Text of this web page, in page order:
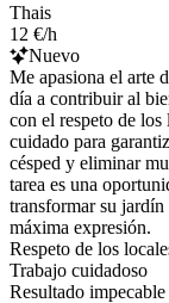
Thais
12 €/h
Nuevo
Me apasiona el arte
día a contribuir al
con el respeto de
cuidado para
césped y eliminar
tarea es una
transformar su
máxima expresión.
Respeto de los
Trabajo cuidadoso
Resultado impecable